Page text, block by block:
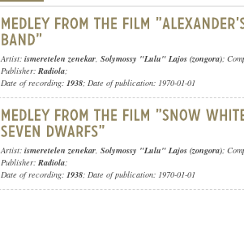
Artist: ismeretelen zenekar, Solymossy "Lulu" Lajos (zongora);
Publisher: Radiola;
Date of recording: 1938; Date of publication: 1970-01-01
Artist: ismeretelen zenekar, Solymossy "Lulu" Lajos (zongora);
Publisher: Radiola;
Date of recording: 1938; Date of publication: 1970-01-01